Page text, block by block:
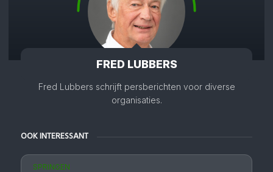
FRED LUBBERS
Fred Lubbers schrijft persberichten voor diverse
organisaties.
OOK INTERESSANT
SPRINGEN